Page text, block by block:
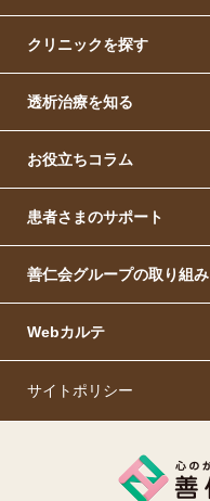
クリニックを探す
透析治療を知る
お役立ちコラム
患者さまのサポート
善仁会グループの取り組み
Webカルテ
サイトポリシー